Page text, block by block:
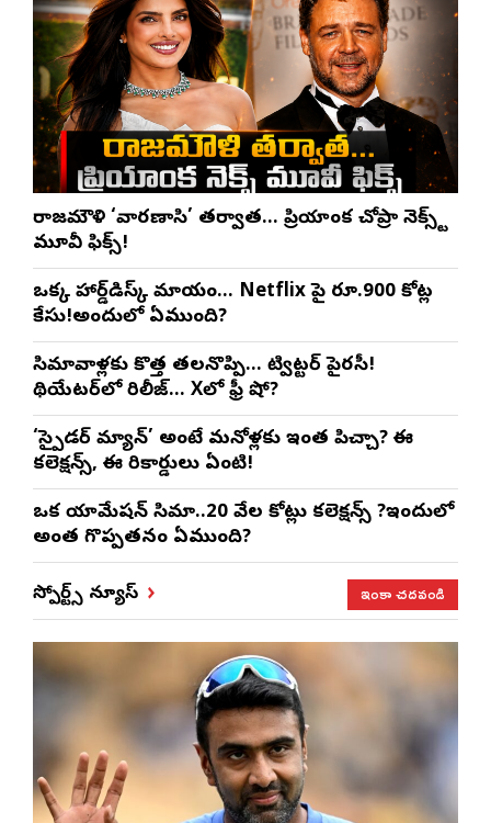
రాజమౌళి ‘వారణాసి’ తర్వాత… ప్రియాంక చోప్రా నెక్స్ట్
మూవీ ఫిక్స్!
ఒక్క హార్డ్‌డిస్క్ మాయం… Netflix పై రూ.900 కోట్ల
కేసు!అందులో ఏముంది?
సినిమావాళ్లకు కొత్త తలనొప్పి… ట్విట్టర్ పైరసీ!
థియేటర్‌లో రిలీజ్… Xలో ఫ్రీ షో?
‘స్పైడర్ మ్యాన్’ అంటే మనోళ్లకు ఇంత పిచ్చా? ఈ
కలెక్షన్స్, ఈ రికార్డులు ఏంటి!
ఒక యానిమేషన్ సినిమా..20 వేల కోట్లు కలెక్షన్స్ ?ఇందులో
అంత గొప్పతనం ఏముంది?
స్పోర్ట్స్ న్యూస్ ఇంకా చదవండి